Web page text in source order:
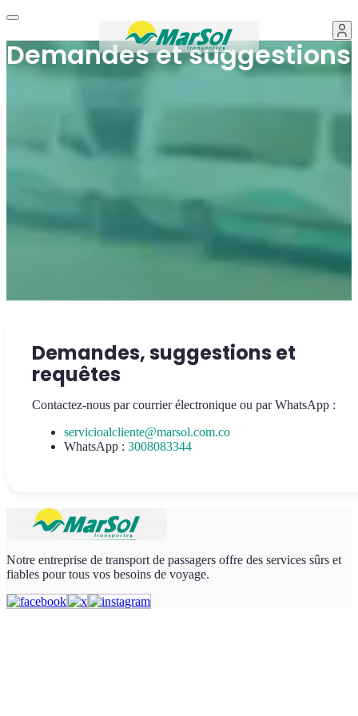
Demandes et suggestions
Demandes, suggestions et
requêtes
Contactez-nous par courrier électronique ou par WhatsApp :
servicioalcliente@marsol.com.co
WhatsApp : 3008083344
Notre entreprise de transport de passagers offre des services sûrs et
fiables pour tous vos besoins de voyage.